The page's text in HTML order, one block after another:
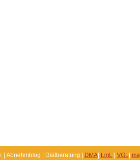
| Abnehmblog | Diätberatung | DMA| LmL| VGL|